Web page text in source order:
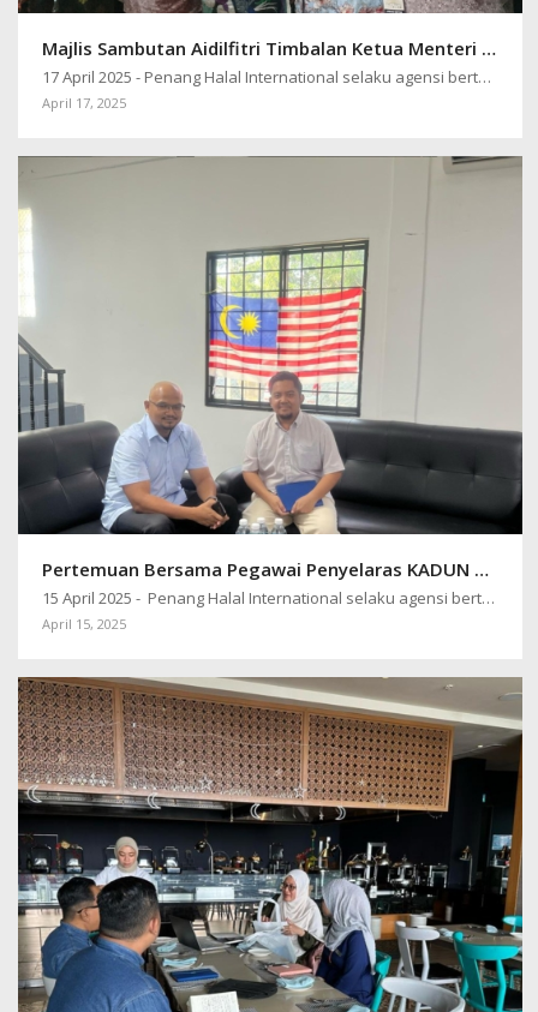
Majlis Sambutan Aidilfitri Timbalan Ketua Menteri 1 Pulau Pinang bersama Agensi-Agensi Islam
17 April 2025 - Penang Halal International selaku agensi bertanggungjawab…
April 17, 2025
Pertemuan Bersama Pegawai Penyelaras KADUN Seberang Jaya
15 April 2025 - Penang Halal International selaku agensi bertanggungjawab…
April 15, 2025